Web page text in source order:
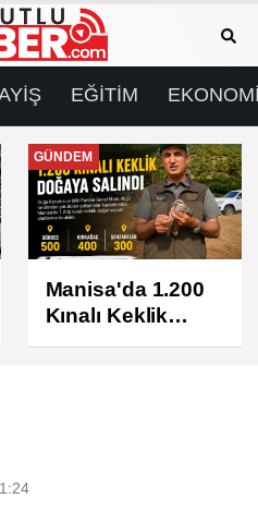
EĞİTİM
GÜNDEM
Turgutlu'da 8
Ağustos
Cumartesi Günü